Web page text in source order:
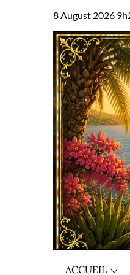
8 August 2026
ACCUEIL